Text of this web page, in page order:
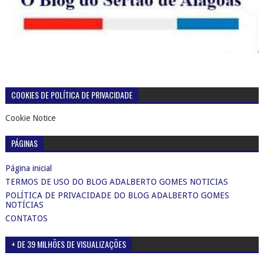
COOKIES DE POLÍTICA DE PRIVACIDADE
Cookie Notice
PÁGINAS
Página inicial
TERMOS DE USO DO BLOG ADALBERTO GOMES NOTICIAS
POLÍTICA DE PRIVACIDADE DO BLOG ADALBERTO GOMES
NOTÍCIAS
CONTATOS
+ DE 39 MILHÕES DE VISUALIZAÇÕES